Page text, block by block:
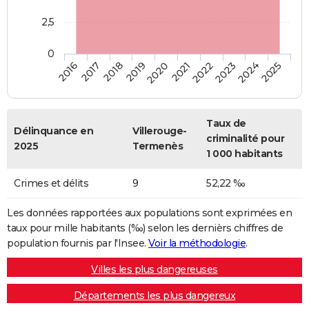
2016201720182019202020212022202320242025
0
2,5
Délinquance en
2025
Villerouge-
Termenès
Taux de
criminalité pour
1 000 habitants
Crimes et délits 9 52,22 ‰
Les données rapportées aux populations sont exprimées en
taux pour mille habitants (‰) selon les dernièrs chiffres de
population fournis par l'Insee. Voir la méthodologie.
Villes les plus dangereuses
Départements les plus dangereux